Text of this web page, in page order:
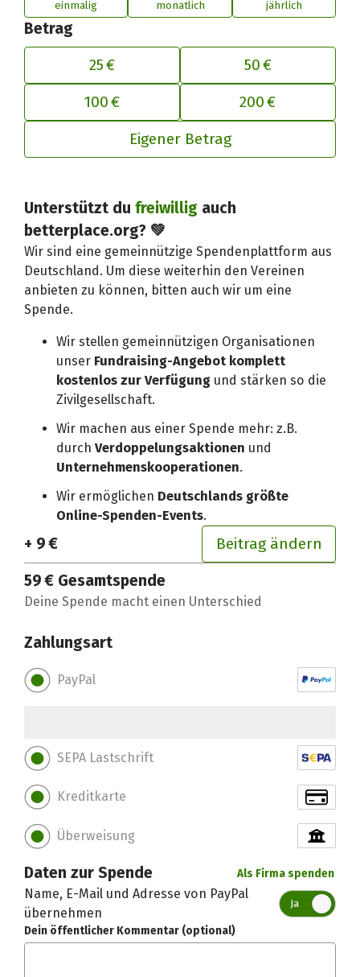
einmalig monatlich jährlich
Betrag
25 €
50 €
100 € 200 €
Eigener Betrag
Unterstützt dufreiwillig auch
betterplace.org? 💚
Wir sind eine gemeinnützige Spendenplattform aus
Deutschland. Um diese weiterhin den Vereinen
anbieten zu können, bitten auch wir um eine
Spende.
Wir stellen gemeinnützigen Organisationen
unser Fundraising-Angebot komplett
kostenlos zur Verfügung und stärken so die
Zivilgesellschaft.
Wir machen aus einer Spende mehr: z.B.
durchVerdoppelungsaktionen und
Unternehmenskooperationen.
Wir ermöglichen Deutschlands größte
Online-Spenden-Events.
+ 9 € Beitrag ändern
Deinen Beitrag an betterplace
59 € Gesamtspende
Deine Spende macht einen Unterschied
Zahlungsart
PayPal
SEPA Lastschrift
Kreditkarte
Überweisung
Daten zur Spende Als Firma spenden
Name, E-Mail und Adresse von PayPal
übernehmen
Ja
Dein öffentlicher Kommentar (optional)